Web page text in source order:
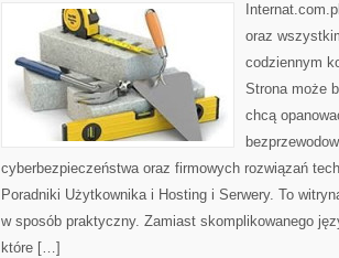
oraz
codziennym
Strona może
chcą
cyberbezpieczeństwa oraz firmowych rozwiązań
Poradniki Użytkownika i Hosting i Serwery. To
w sposób praktyczny. Zamiast skomplikowanego
które […]